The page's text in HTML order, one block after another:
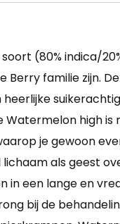
(80% indica/
Berry familie zijn.
high is
je gewoon
als geest
een lange en
bij de